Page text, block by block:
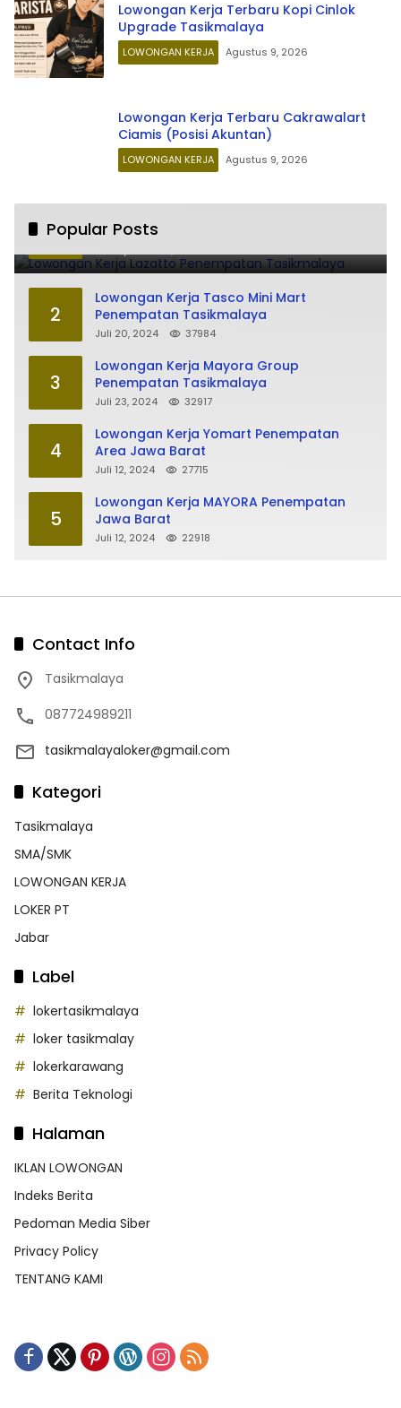
Lowongan Kerja Terbaru Kopi Cinlok
Upgrade Tasikmalaya
LOWONGAN KERJA Agustus 9, 2026
Lowongan Kerja Terbaru Cakrawalart
Ciamis (Posisi Akuntan)
LOWONGAN KERJA Agustus 9, 2026
Popular Posts
1
Tasikmalaya
2
Lowongan Kerja Tasco Mini Mart
Penempatan Tasikmalaya
Juli 20, 2024 37984
3
Lowongan Kerja Mayora Group
Penempatan Tasikmalaya
Juli 23, 2024 32917
4
Lowongan Kerja Yomart Penempatan
Area Jawa Barat
Juli 12, 2024 27715
5
Lowongan Kerja MAYORA Penempatan
Jawa Barat
Juli 12, 2024 22918
Contact Info
Tasikmalaya
087724989211
tasikmalayaloker@gmail.com
Kategori
Tasikmalaya
SMA/SMK
LOWONGAN KERJA
LOKER PT
Jabar
Label
lokertasikmalaya
loker tasikmalay
lokerkarawang
Berita Teknologi
Halaman
IKLAN LOWONGAN
Indeks Berita
Pedoman Media Siber
Privacy Policy
TENTANG KAMI